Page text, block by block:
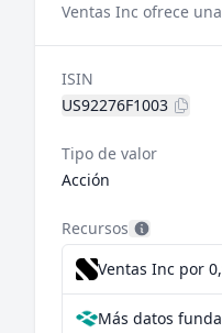
Ventas Inc ofrece
ISIN
US92276F1003
Tipo de valor
Acción
Recursos
Ventas Inc por
Más datos